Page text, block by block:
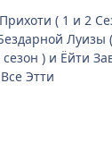
( 1 и 2
Луизы
) и Ёйти
Этти